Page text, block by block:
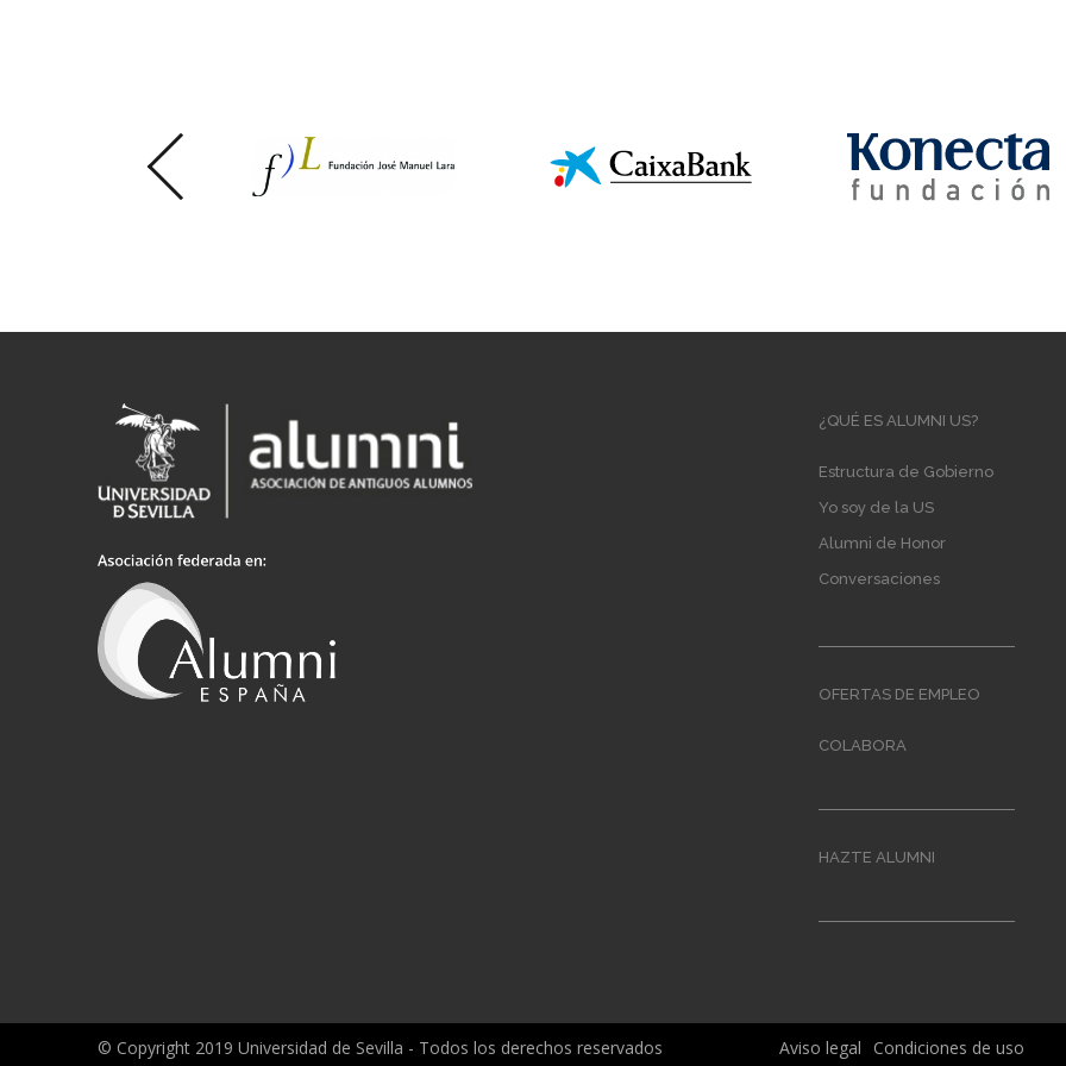
Main
¿QUÉ ES ALUMNI US?
Estructura de Gobierno
Yo soy de la US
Alumni de Honor
Conversaciones
OFERTAS DE EMPLEO
COLABORA
HAZTE ALUMNI
© Copyright 2019 Universidad de Sevilla - Todos los derechos reservados
Menú
Aviso legal Condiciones de uso